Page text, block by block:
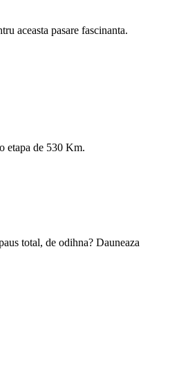
aceasta pasare fascinanta.
etapa de 530 Km.
total, de odihna? Dauneaza